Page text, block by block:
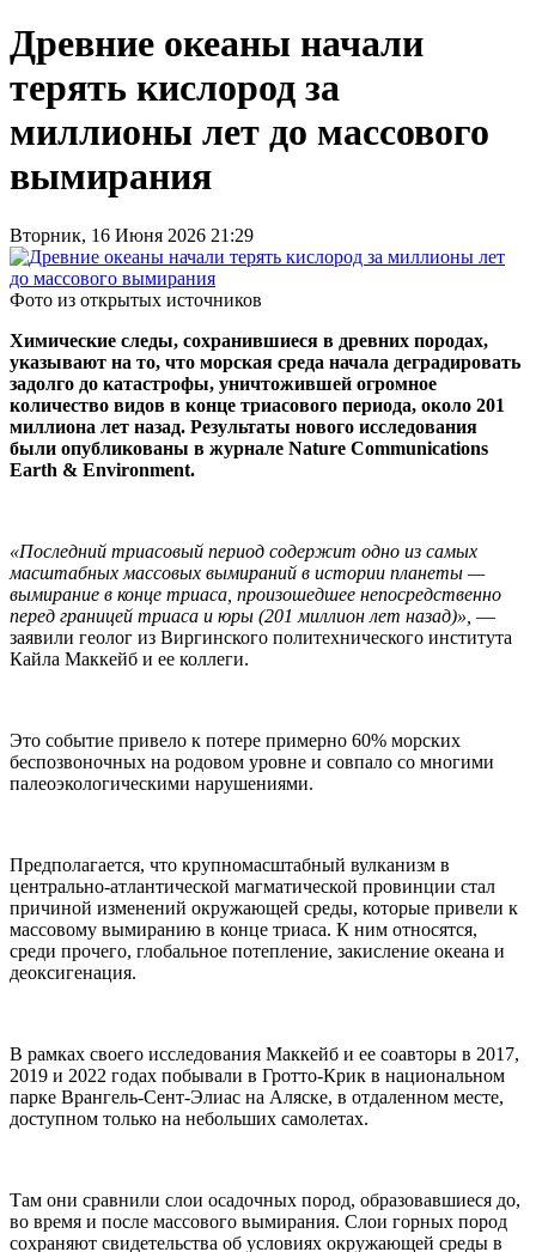
Древние океаны начали
терять кислород за
миллионы лет до массового
вымирания
Вторник, 16 Июня 2026 21:29
Фото из открытых источников
Химические следы, сохранившиеся в древних породах,
указывают на то, что морская среда начала деградировать
задолго до катастрофы, уничтожившей огромное
количество видов в конце триасового периода, около 201
миллиона лет назад. Результаты нового исследования
были опубликованы в журнале Nature Communications
Earth & Environment.
«Последний триасовый период содержит одно из самых
масштабных массовых вымираний в истории планеты —
вымирание в конце триаса, произошедшее непосредственно
перед границей триаса и юры (201 миллион лет назад)», —
заявили геолог из Виргинского политехнического института
Кайла Маккейб и ее коллеги.
Это событие привело к потере примерно 60% морских
беспозвоночных на родовом уровне и совпало со многими
палеоэкологическими нарушениями.
Предполагается, что крупномасштабный вулканизм в
центрально-атлантической магматической провинции стал
причиной изменений окружающей среды, которые привели к
массовому вымиранию в конце триаса. К ним относятся,
среди прочего, глобальное потепление, закисление океана и
деоксигенация.
В рамках своего исследования Маккейб и ее соавторы в 2017,
2019 и 2022 годах побывали в Гротто-Крик в национальном
парке Врангель-Сент-Элиас на Аляске, в отдаленном месте,
доступном только на небольших самолетах.
Там они сравнили слои осадочных пород, образовавшиеся до,
во время и после массового вымирания. Слои горных пород
сохраняют свидетельства об условиях окружающей среды в